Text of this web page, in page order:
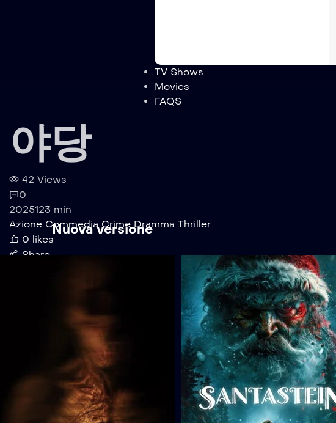
TV Shows
Movies
FAQS
야당
42 Views
0
2025123 min
Azione Commedia Crime Dramma Thriller
0 likes
Share
Nuova versione